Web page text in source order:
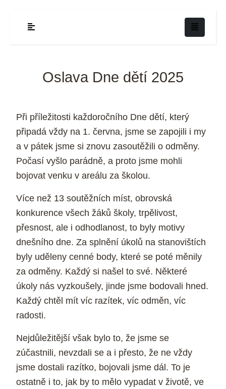
Oslava Dne dětí 2025
Při příležitosti každoročního Dne dětí, který
připadá vždy na 1. června, jsme se zapojili i my
a v pátek jsme si znovu zasoutěžili o odměny.
Počasí vyšlo parádně, a proto jsme mohli
bojovat venku v areálu za školou.
Více než 13 soutěžních míst, obrovská
konkurence všech žáků školy, trpělivost,
přesnost, ale i odhodlanost, to byly motivy
dnešního dne. Za splnění úkolů na stanovištích
byly uděleny cenné body, které se poté měnily
za odměny. Každý si našel to své. Některé
úkoly nás vyzkoušely, jinde jsme bodovali hned.
Každý chtěl mít víc razítek, víc odměn, víc
radosti.
Nejdůležitější však bylo to, že jsme se
zúčastnili, nevzdali se a i přesto, že ne vždy
jsme dostali razítko, bojovali jsme dál. To je
ostatně i to, jak by to mělo vypadat v životě, ve